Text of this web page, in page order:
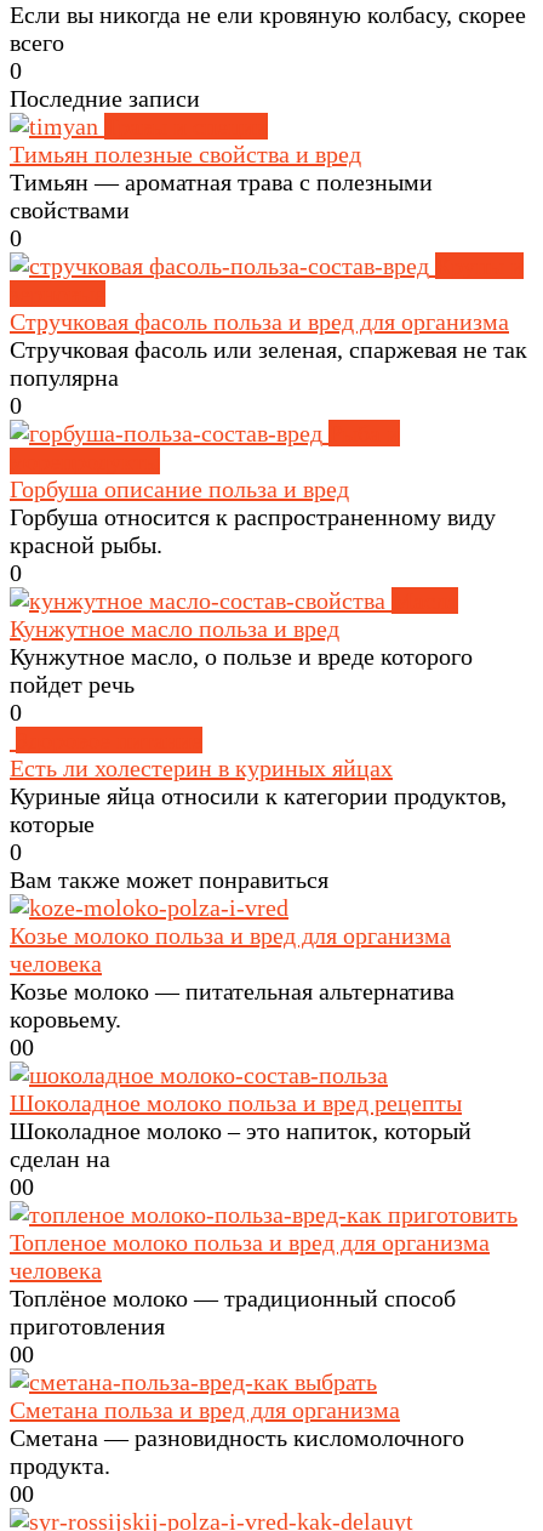
Если вы никогда не ели кровяную колбасу, скорее
всего
0
Последние записи
Тимьян полезные свойства и вред
Тимьян — ароматная трава с полезными
свойствами
0
Стручковая фасоль польза и вред для организма
Стручковая фасоль или зеленая, спаржевая не так
популярна
0
Горбуша описание польза и вред
Горбуша относится к распространенному виду
красной рыбы.
0
Кунжутное масло польза и вред
Кунжутное масло, о пользе и вреде которого
пойдет речь
0
Есть ли холестерин в куриных яйцах
Куриные яйца относили к категории продуктов,
которые
0
Вам также может понравиться
Козье молоко польза и вред для организма
человека
Козье молоко — питательная альтернатива
коровьему.
00
Шоколадное молоко польза и вред рецепты
Шоколадное молоко – это напиток, который
сделан на
00
Топленое молоко польза и вред для организма
человека
Топлёное молоко — традиционный способ
приготовления
00
Сметана польза и вред для организма
Сметана — разновидность кисломолочного
продукта.
00